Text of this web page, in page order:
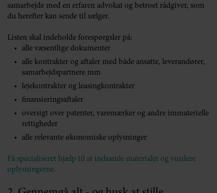
samarbejde med en erfaren advokat og betroet rådgiver, som
du herefter kan sende til sælger.
Listen skal indeholde forespørgsler på:
alle væsentlige dokumenter
alle kontrakter og aftaler med både ansatte, leverandører,
samarbejdspartnere mm
lejekontrakter og leasingkontrakter
finansieringsaftaler
oversigt over patenter, varemærker og andre immaterielle
rettigheder
alle relevante økonomiske oplysninger
Få specialiseret hjælp til at indsamle materialet og vurdere
oplysningerne.